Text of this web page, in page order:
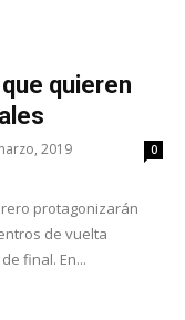
quieren
2019 0
protagonizarán
de vuelta
final. En...